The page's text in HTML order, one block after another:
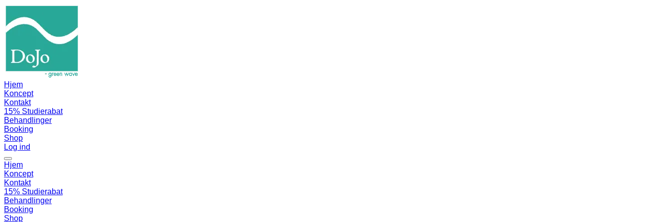
Hjem
Koncept
Kontakt
15% Studierabat
Behandlinger
Booking
Shop
Log ind
Hjem
Koncept
Kontakt
15% Studierabat
Behandlinger
Booking
Shop